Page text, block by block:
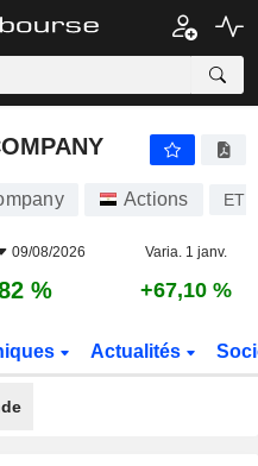
Actions
09/08/2026 Varia. 1 janv.
% +67,10 %
Actualités